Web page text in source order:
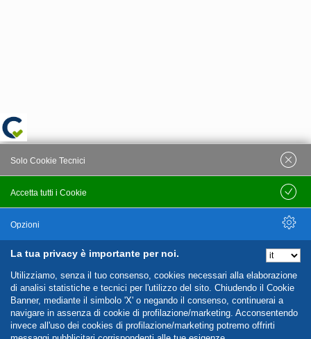
La tua privacy è importante per noi.
Utilizziamo, senza il tuo consenso, cookies necessari alla elaborazione
di analisi statistiche e tecnici per l'utilizzo del sito. Chiudendo il Cookie
Banner, mediante il simbolo 'X' o negando il consenso, continuerai a
navigare in assenza di cookie di profilazione/marketing. Acconsentendo
invece all'uso dei cookies di profilazione/marketing potremo offrirti
Accetta tutti i Cookie
Solo Cookie Tecnici
Salva
Opzioni
Nascondi Opzioni